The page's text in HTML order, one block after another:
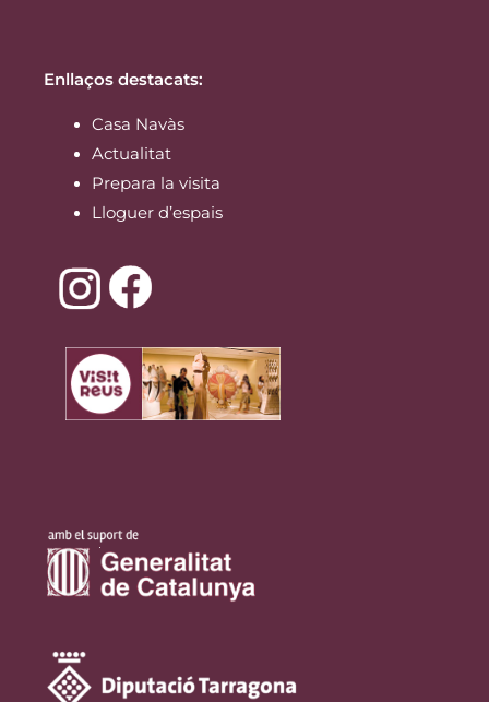
Enllaços destacats:
Casa Navàs
Actualitat
Prepara la visita
Lloguer d’espais